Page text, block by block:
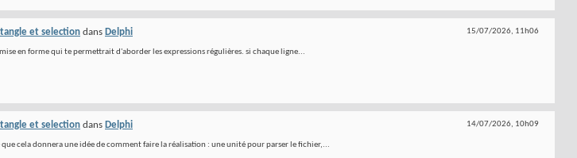
15/07/2026, 11h06
et selection dans Delphi
en forme qui te permettrait d'aborder les expressions régulières. si chaque ligne...
14/07/2026, 10h09
et selection dans Delphi
cela donnera une idée de comment faire la réalisation : une unité pour parser le fichier,...